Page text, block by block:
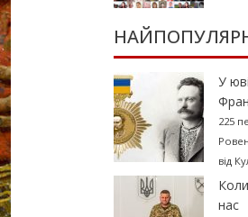
У
225
від
нас